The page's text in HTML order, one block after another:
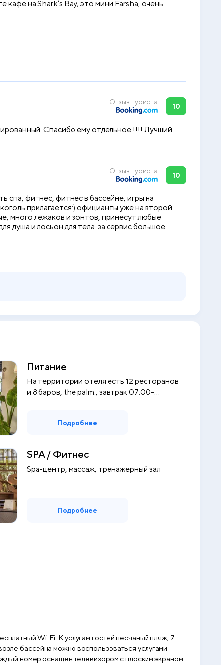
на Shark’s Bay, это мини Farsha, очень
Отзыв туриста
10
Спасибо ему отдельное !!!! Лучший
Отзыв туриста
10
спа, фитнес, фитнес в бассейне, игры на
прилагается:) официанты уже на второй
много лежаков и зонтов, принесут любые
душа и лосьон для тела. за сервис большое
Питание
На территории отеля есть 12 ресторанов
и 8 баров, the palm:, завтрак 07:00-...
Подробнее
SPA / Фитнес
Spa-центр, массаж, тренажерный зал
Подробнее
Wi-Fi. К услугам гостей песчаный пляж, 7
бассейна можно воспользоваться услугами